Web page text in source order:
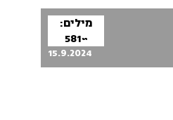
מילים:
~581
15.9.2024